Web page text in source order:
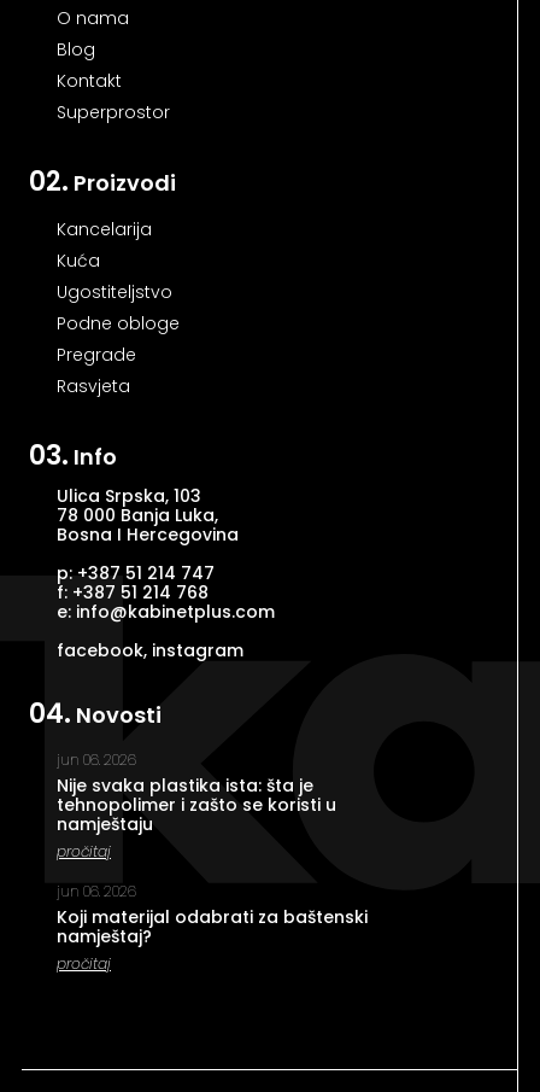
O nama
Blog
Kontakt
Superprostor
02. Proizvodi
Kancelarija
Kuća
Ugostiteljstvo
Podne obloge
Pregrade
Rasvjeta
03. Info
Ulica Srpska, 103
78 000 Banja Luka,
Bosna I Hercegovina
p: +387 51 214 747
f: +387 51 214 768
e: info@kabinetplus.com
facebook, instagram
04. Novosti
jun 06. 2026
Nije svaka plastika ista: šta je
tehnopolimer i zašto se koristi u
namještaju
pročitaj
jun 06. 2026
Koji materijal odabrati za baštenski
namještaj?
pročitaj